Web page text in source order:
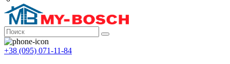
+38 (095) 071-11-84